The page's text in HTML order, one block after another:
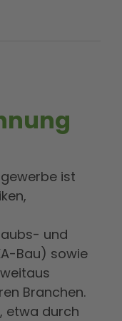
ist
und
Bau) sowie
Branchen.
etwa durch